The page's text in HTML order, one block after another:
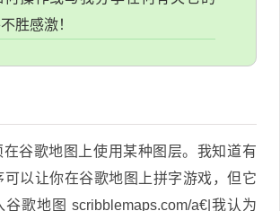
胜感激！
在谷歌地图上使用某种图层。我知道有
以让你在谷歌地图上拼字游戏，但它
谷歌地图 scribblemaps.com/a€|我认为